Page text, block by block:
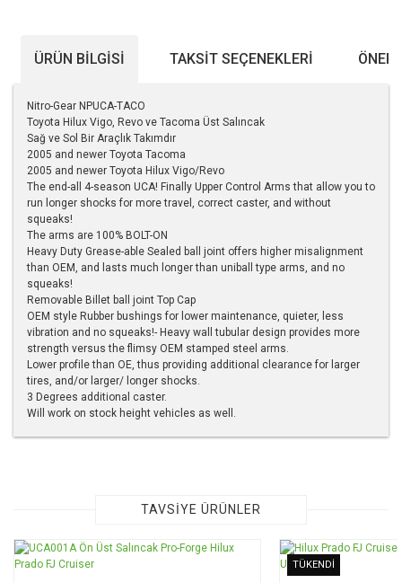
ÜRÜN BILGISI TAKSIT SEÇENEKLERI
Nitro-Gear NPUCA-TACO
Toyota Hilux Vigo, Revo ve Tacoma Üst Salıncak
Sağ ve Sol Bir Araçlık Takımdır
2005 and newer Toyota Tacoma
2005 and newer Toyota Hilux Vigo/Revo
The end-all 4-season UCA! Finally Upper Control Arms that allow you to
run longer shocks for more travel, correct caster, and without
squeaks!
The arms are 100% BOLT-ON
Heavy Duty Grease-able Sealed ball joint offers higher misalignment
than OEM, and lasts much longer than uniball type arms, and no
squeaks!
Removable Billet ball joint Top Cap
OEM style Rubber bushings for lower maintenance, quieter, less
vibration and no squeaks!- Heavy wall tubular design provides more
strength versus the flimsy OEM stamped steel arms.
Lower profile than OE, thus providing additional clearance for larger
tires, and/or larger/ longer shocks.
3 Degrees additional caster.
Will work on stock height vehicles as well.
Görüş ve önerileriniz için teşekkür ederiz.
Ürün resmi kalitesiz, bozuk veya görüntülenemiyor.
TAVSİYE ÜRÜNLER
TÜKENDİ